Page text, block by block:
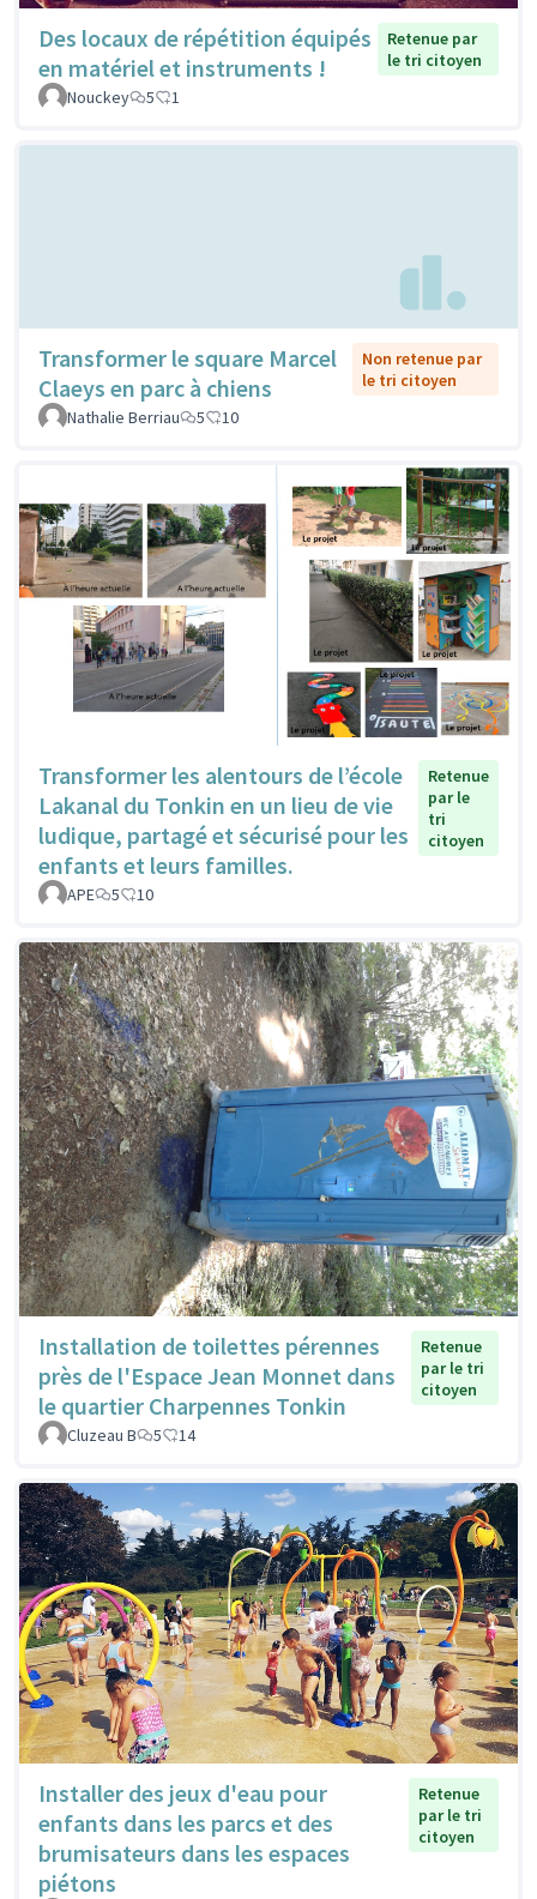
Des locaux de répétition équipés
en matériel et instruments !
Retenue par
le tri citoyen
Nouckey
5 1
Transformer le square Marcel
Claeys en parc à chiens
Non retenue par
le tri citoyen
Nathalie Berriau
5 10
Transformer les alentours de l’école
Lakanal du Tonkin en un lieu de vie
ludique, partagé et sécurisé pour les
enfants et leurs familles.
Retenue
par le
tri
citoyen
APE 5 10
Installation de toilettes pérennes
près de l'Espace Jean Monnet dans
le quartier Charpennes Tonkin
Retenue
par le tri
citoyen
Cluzeau B 5 14
Installer des jeux d'eau pour
enfants dans les parcs et des
brumisateurs dans les espaces
piétons
Retenue
par le tri
citoyen